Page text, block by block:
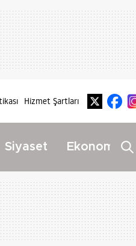
Hizmet Şartları
Siyaset Ekonomi